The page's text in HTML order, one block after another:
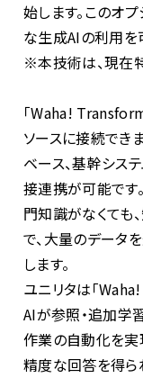
始します。このオ
な生成AIの利用を
※本技術は、現在
「Waha!
ソースに接続でき
ベース、基幹システ
接連携が可能です
門知識がなくても
で、大量のデータ
します。
ユニリタは「
AIが参照・追加学
作業の自動化を実
精度な回答を得ら